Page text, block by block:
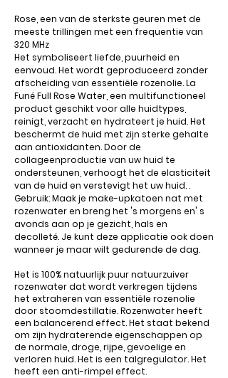
Rose, een van de sterkste geuren met de
meeste trillingen met een frequentie van
320 MHz
Het symboliseert liefde, puurheid en
eenvoud. Het wordt geproduceerd zonder
afscheiding van essentiële rozenolie. La
Funé Full Rose Water, een multifunctioneel
product geschikt voor alle huidtypes,
reinigt, verzacht en hydrateert je huid. Het
beschermt de huid met zijn sterke gehalte
aan antioxidanten. Door de
collageenproductie van uw huid te
ondersteunen, verhoogt het de elasticiteit
van de huid en verstevigt het uw huid. .
Gebruik: Maak je make-upkatoen nat met
rozenwater en breng het 's morgens en' s
avonds aan op je gezicht, hals en
decolleté. Je kunt deze applicatie ook doen
wanneer je maar wilt gedurende de dag.
Het is 100% natuurlijk puur natuurzuiver
rozenwater dat wordt verkregen tijdens
het extraheren van essentiële rozenolie
door stoomdestillatie. Rozenwater heeft
een balancerend effect. Het staat bekend
om zijn hydraterende eigenschappen op
de normale, droge, rijpe, gevoelige en
verloren huid. Het is een talgregulator. Het
heeft een anti-rimpel effect.